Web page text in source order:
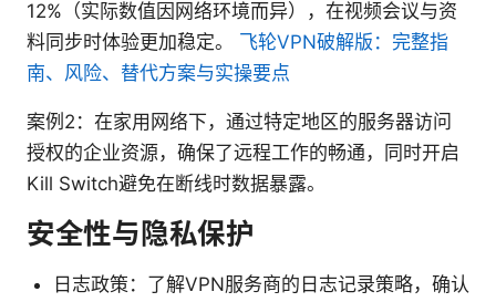
12%（实际数值因网络环境而异），在视频会议与资
料同步时体验更加稳定。 飞轮VPN破解版：完整指
南、风险、替代方案与实操要点
案例2：在家用网络下，通过特定地区的服务器访问
授权的企业资源，确保了远程工作的畅通，同时开启
Kill Switch避免在断线时数据暴露。
安全性与隐私保护
日志政策：了解VPN服务商的日志记录策略，确认